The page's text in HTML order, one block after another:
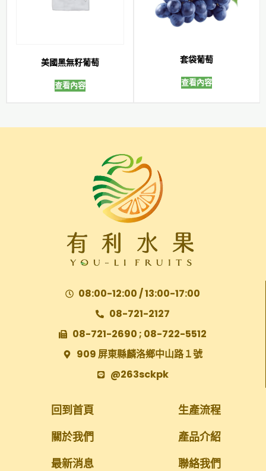
美國黑無籽葡萄
查看內容
套袋葡萄
查看內容
08:00-12:00 / 13:00-17:00
08-721-2127
08-721-2690 ; 08-722-5512
909 屏東縣麟洛鄉中山路１號
@263sckpk
回到首頁
關於我們
最新消息
生產流程
產品介紹
聯絡我們